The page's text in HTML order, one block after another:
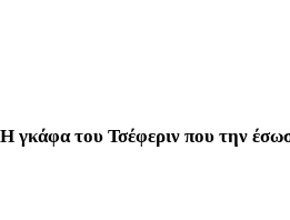
Η γκάφα του Τσέφεριν που την